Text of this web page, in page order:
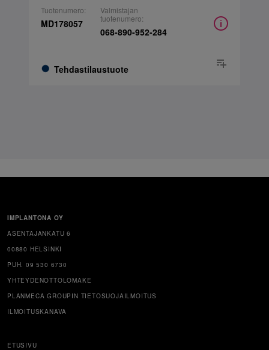
Tuotenumero:
MD178057
Tehdastilaustuote
Valmistajan
tuotenumero:
068-890-952-284
IMPLANTONA OY
ASENTAJANKATU 6
00880 HELSINKI
PUH. 09 530 6730
YHTEYDENOTTOLOMAKE
PLANMECA GROUPIN TIETOSUOJAILMOITUS
ILMOITUSKANAVA
ETUSIVU